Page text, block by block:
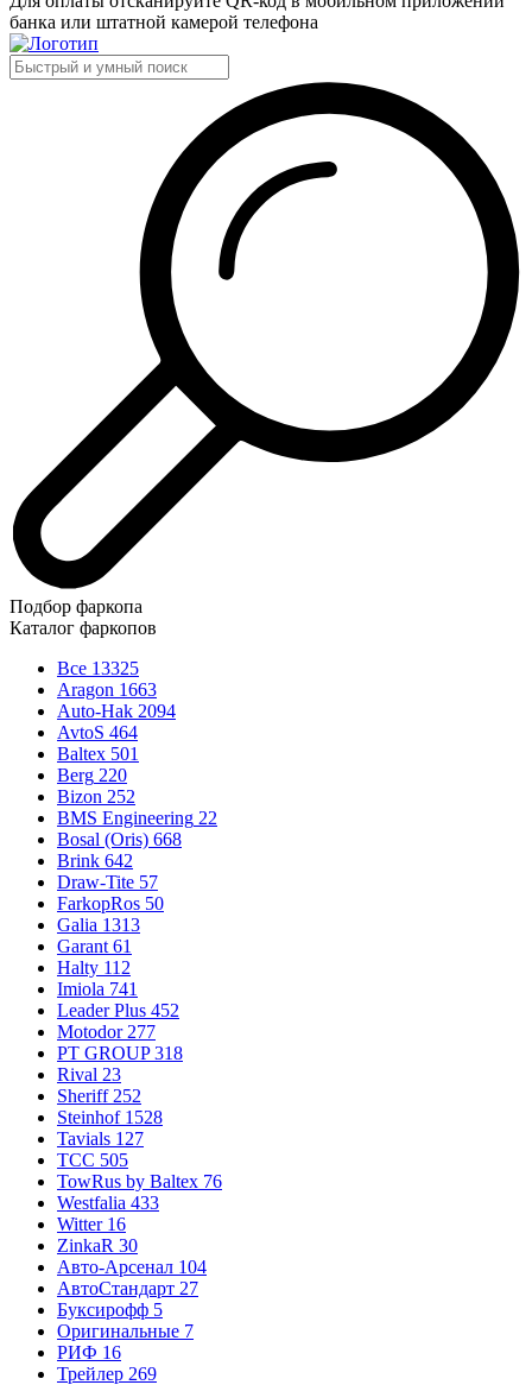
банка или штатной камерой телефона
Подбор фаркопа
Каталог фаркопов
Все 13325
Aragon 1663
Auto-Hak 2094
AvtoS 464
Baltex 501
Berg 220
Bizon 252
BMS Engineering 22
Bosal (Oris) 668
Brink 642
Draw-Tite 57
FarkopRos 50
Galia 1313
Garant 61
Halty 112
Imiola 741
Leader Plus 452
Motodor 277
PT GROUP 318
Rival 23
Sheriff 252
Steinhof 1528
Tavials 127
TCC 505
TowRus by Baltex 76
Westfalia 433
Witter 16
ZinkaR 30
Авто-Арсенал 104
АвтоСтандарт 27
Буксирофф 5
Оригинальные 7
РИФ 16
Трейлер 269